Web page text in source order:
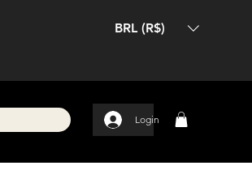
BRL (R$)
Login